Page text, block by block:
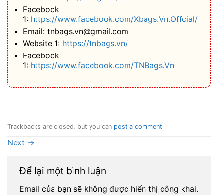
Facebook
1: https://www.facebook.com/Xbags.Vn.Offcial/
Email: tnbags.vn@gmail.com
Website 1: https://tnbags.vn/
Facebook
1: https://www.facebook.com/TNBags.Vn
Trackbacks are closed, but you can post a comment.
Next →
Để lại một bình luận
Email của bạn sẽ không được hiển thị công khai.